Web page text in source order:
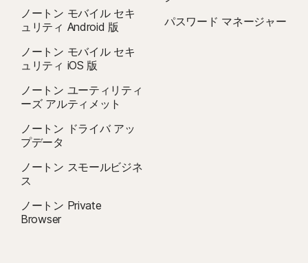
ノートン モバイル セキ
ュリティ Android 版
ノートン モバイル セキ
ュリティ iOS 版
ノートン ユーティリティ
ーズ アルティメット
ノートン ドライバ アッ
プデータ
ノートン スモールビジネ
ス
ノートン Private
Browser
パスワード マネージャー